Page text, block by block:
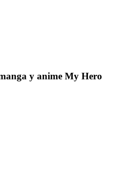
y anime My Hero